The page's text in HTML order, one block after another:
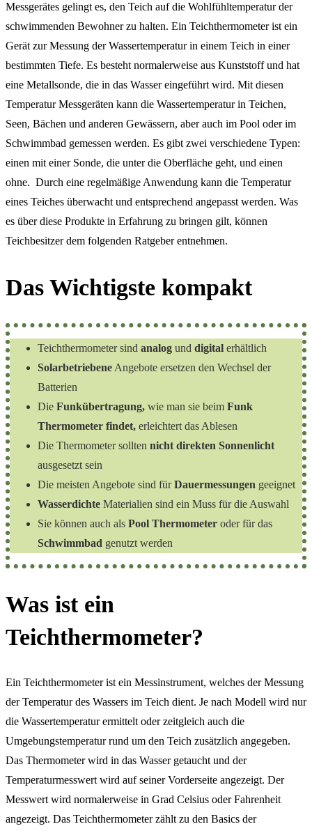
Messgerätes gelingt es, den Teich auf die Wohlfühltemperatur der
schwimmenden Bewohner zu halten. Ein Teichthermometer ist ein
Gerät zur Messung der Wassertemperatur in einem Teich in einer
bestimmten Tiefe. Es besteht normalerweise aus Kunststoff und hat
eine Metallsonde, die in das Wasser eingeführt wird. Mit diesen
Temperatur Messgeräten kann die Wassertemperatur in Teichen,
Seen, Bächen und anderen Gewässern, aber auch im Pool oder im
Schwimmbad gemessen werden. Es gibt zwei verschiedene Typen:
einen mit einer Sonde, die unter die Oberfläche geht, und einen
ohne. Durch eine regelmäßige Anwendung kann die Temperatur
eines Teiches überwacht und entsprechend angepasst werden. Was
es über diese Produkte in Erfahrung zu bringen gilt, können
Teichbesitzer dem folgenden Ratgeber entnehmen.
Das Wichtigste kompakt
Teichthermometer sind analog und digital erhältlich
Solarbetriebene Angebote ersetzen den Wechsel der
Batterien
Die Funkübertragung, wie man sie beim Funk
Thermometer findet, erleichtert das Ablesen
Die Thermometer sollten nicht direkten Sonnenlicht
ausgesetzt sein
Die meisten Angebote sind fürDauermessungen geeignet
Wasserdichte Materialien sind ein Muss für die Auswahl
Sie können auch als Pool Thermometer oder für das
Schwimmbad genutzt werden
Was ist ein
Teichthermometer?
Ein Teichthermometer ist ein Messinstrument, welches der Messung
der Temperatur des Wassers im Teich dient. Je nach Modell wird nur
die Wassertemperatur ermittelt oder zeitgleich auch die
Umgebungstemperatur rund um den Teich zusätzlich angegeben.
Das Thermometer wird in das Wasser getaucht und der
Temperaturmesswert wird auf seiner Vorderseite angezeigt. Der
Messwert wird normalerweise in Grad Celsius oder Fahrenheit
angezeigt. Das Teichthermometer zählt zu den Basics der